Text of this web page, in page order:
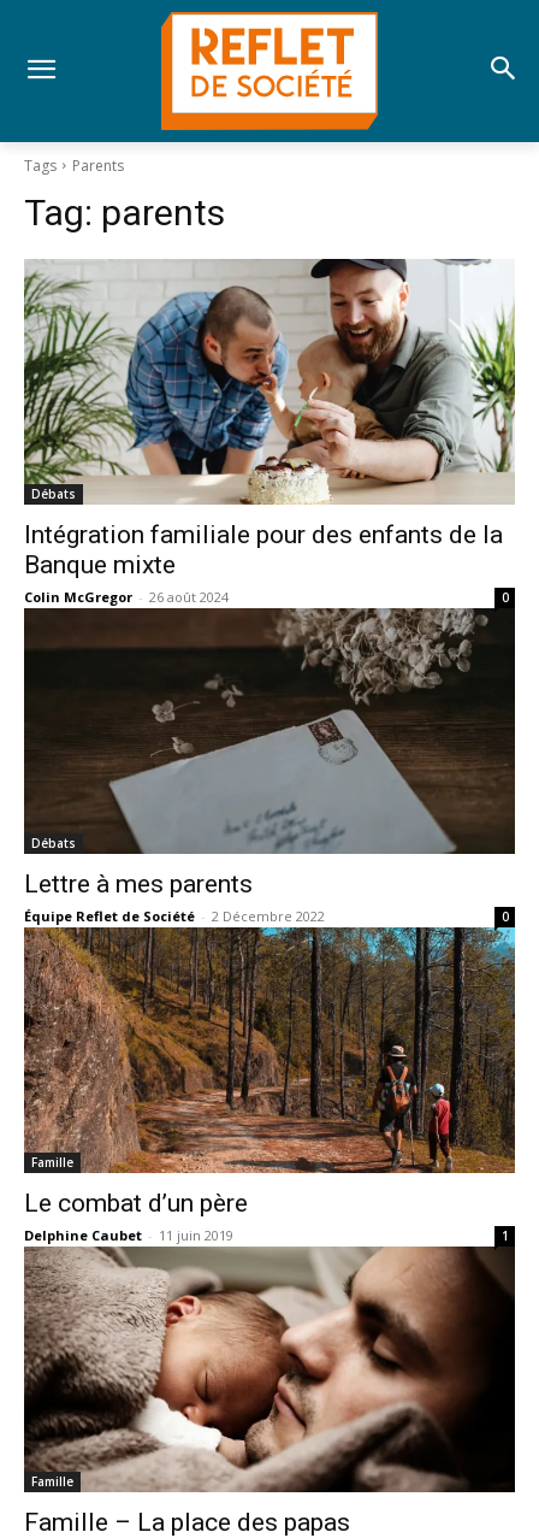
Tags Parents
Tag: parents
Débats
Intégration familiale pour des enfants de la
Banque mixte
Colin McGregor - 26 août 2024 0
Débats
Lettre à mes parents
Équipe Reflet de Société - 2 Décembre 2022 0
Famille
Le combat d’un père
Delphine Caubet - 11 juin 2019 1
Famille
Famille – La place des papas